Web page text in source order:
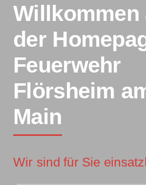
Über uns
Technik
Einsätze
Willkommen
der
Feuerwehr
Flörsheim
Main
Wir sind für Sie